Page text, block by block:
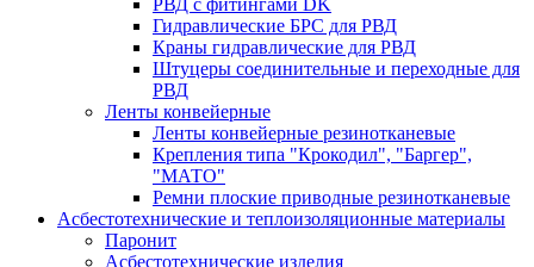
РВД с фитингами DK
Гидравлические БРС для РВД
Краны гидравлические для РВД
Штуцеры соединительные и переходные для
РВД
Ленты конвейерные
Ленты конвейерные резинотканевые
Крепления типа "Крокодил", "Баргер",
"МАТО"
Ремни плоские приводные резинотканевые
Асбестотехнические и теплоизоляционные материалы
Паронит
Асбестотехнические изделия